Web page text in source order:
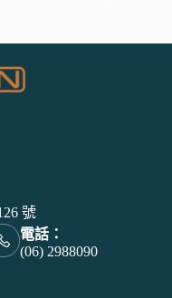
號
電話：
(06) 2988090